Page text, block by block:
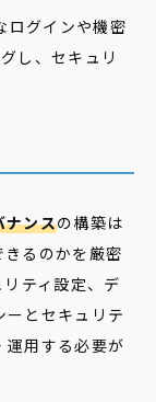
ログインや機密
し、セキュリ
ナンスの構築は
るのかを厳密
ティ設定、デ
とセキュリテ
運用する必要が